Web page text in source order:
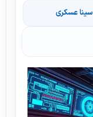
سینا عسکری